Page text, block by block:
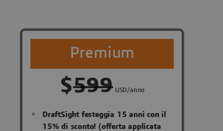
Premium
$599 USD/anno
DraftSight festeggia 15 anni con il
15% di sconto! (offerta applicata